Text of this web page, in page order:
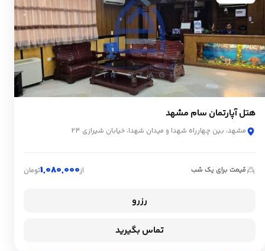
هتل آپارتمان سام مشهد
مشهد، بین چهارراه شهدا و میدان شهدا، خیابان شیرازی 24
قیمت برای یک شب از1,080,000تومان
رزرو
تماس بگیرید